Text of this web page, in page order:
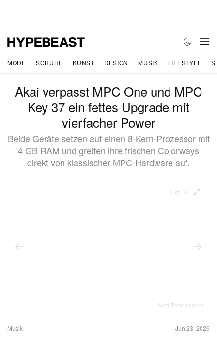
MODE SCHUHE KUNST DESIGN MUSIK LIFESTYLE
Akai verpasst MPC One und MPC
Key 37 ein fettes Upgrade mit
vierfacher Power
Beide Geräte setzen auf einen 8‑Kern‑Prozessor mit
4 GB RAM und greifen ihre frischen Colorways
direkt von klassischer MPC‑Hardware auf.
1 of 12
Akai Professional
Musik Jun 23, 2026